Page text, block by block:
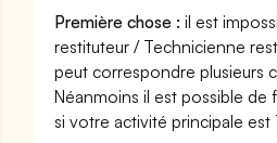
Première chose : il est
restituteur / Technicienne
peut correspondre plusieurs
Néanmoins il est possible de
si votre activité principale